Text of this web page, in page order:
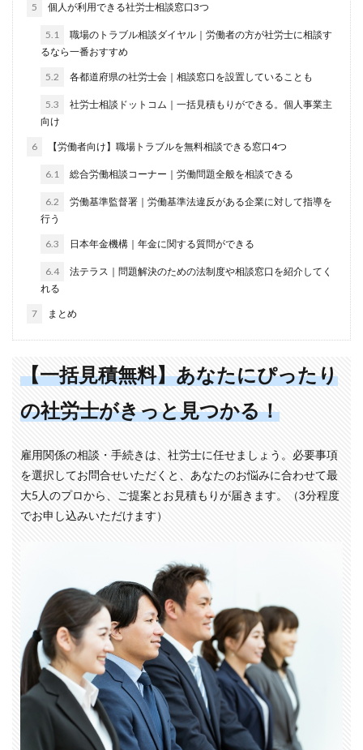
5 個人が利用できる社労士相談窓口3つ
5.1
職場のトラブル相談ダイヤル｜労働者の方が社労士に相談す
るなら一番おすすめ
5.2 各都道府県の社労士会｜相談窓口を設置していることも
5.3
社労士相談ドットコム｜一括見積もりができる。個人事業主
向け
6 【労働者向け】職場トラブルを無料相談できる窓口4つ
6.1 総合労働相談コーナー｜労働問題全般を相談できる
6.2
労働基準監督署｜労働基準法違反がある企業に対して指導を
行う
6.3 日本年金機構｜年金に関する質問ができる
6.4
法テラス｜問題解決のための法制度や相談窓口を紹介してく
れる
7 まとめ
【一括見積無料】あなたにぴったり
の社労士がきっと見つかる！
雇用関係の相談・手続きは、社労士に任せましょう。必要事項
を選択してお問合せいただくと、あなたのお悩みに合わせて最
大5人のプロから、ご提案とお見積もりが届きます。（3分程度
でお申し込みいただけます）